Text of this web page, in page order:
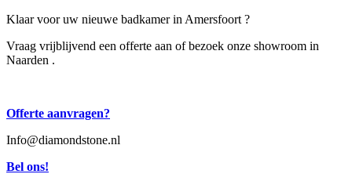
Klaar voor uw nieuwe badkamer in Amersfoort ?
Vraag vrijblijvend een offerte aan of bezoek onze showroom in
Naarden .
Offerte aanvragen?
Info@diamondstone.nl
Bel ons!